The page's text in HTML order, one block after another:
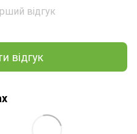
відгук
відгук